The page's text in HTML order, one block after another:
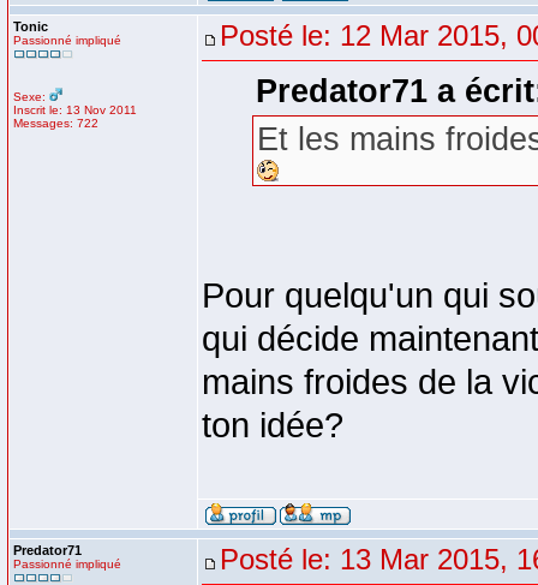
Tonic
Passionné impliqué
Sexe:
Inscrit le: 13 Nov 2011
Messages: 722
Posté le: 12 Mar 2015,
Predator71 a
Et les mains
Pour quelqu'un qui
qui décide
mains froides de la
ton idée?
Predator71
Passionné impliqué Posté le: 13 Mar 2015,